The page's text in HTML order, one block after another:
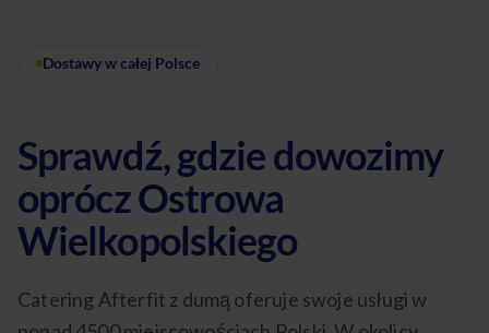
Dostawy w całej Polsce
Sprawdź, gdzie dowozimy
oprócz Ostrowa
Wielkopolskiego
Catering Afterfit z dumą oferuje swoje usługi w